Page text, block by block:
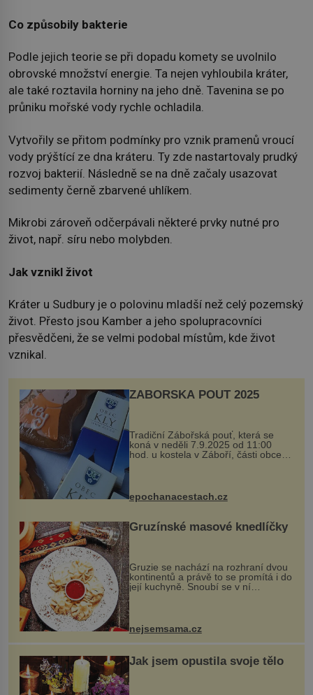
Co způsobily bakterie
Podle jejich teorie se při dopadu komety se uvolnilo
obrovské množství energie. Ta nejen vyhloubila kráter,
ale také roztavila horniny na jeho dně. Tavenina se po
průniku mořské vody rychle ochladila.
Vytvořily se přitom podmínky pro vznik pramenů vroucí
vody prýštící ze dna kráteru. Ty zde nastartovaly prudký
rozvoj bakterií. Následně se na dně začaly usazovat
sedimenty černě zbarvené uhlíkem.
Mikrobi zároveň odčerpávali některé prvky nutné pro
život, např. síru nebo molybden.
Jak vznikl život
Kráter u Sudbury je o polovinu mladší než celý pozemský
život. Přesto jsou Kamber a jeho spolupracovníci
přesvědčeni, že se velmi podobal místům, kde život
vznikal.
ZÁBOŘSKÁ POUŤ 2025
Tradiční Zábořská pouť, která se
koná v neděli 7.9.2025 od 11:00
hod. u kostela v Záboří, části obce
Kly u Mělníka. V programu naleznete
komentovanou prohlídku kostela,
epochanacestach.cz
Gruzínské masové knedlíčky
Gruzie se nachází na rozhraní dvou
kontinentů a právě to se promítá i do
její kuchyně. Snoubí se v ní
evropské a asijské chutě a díky tomu
pokrmy, které rozhodně st...
nejsemsama.cz
Jak jsem opustila svoje tělo